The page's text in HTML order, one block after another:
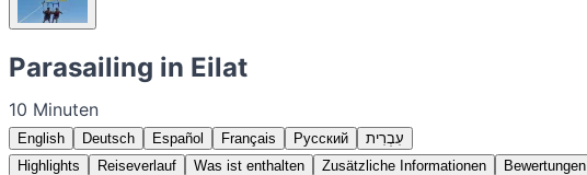
Parasailing in Eilat
10 Minuten
English Deutsch Español Français Русский
עִבְרִית
Highlights
Reiseverlauf Was ist enthalten Zusätzliche Informationen Bewertungen